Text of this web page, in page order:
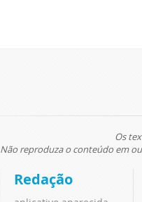
Os
Não reproduza o conteúdo em
Redação